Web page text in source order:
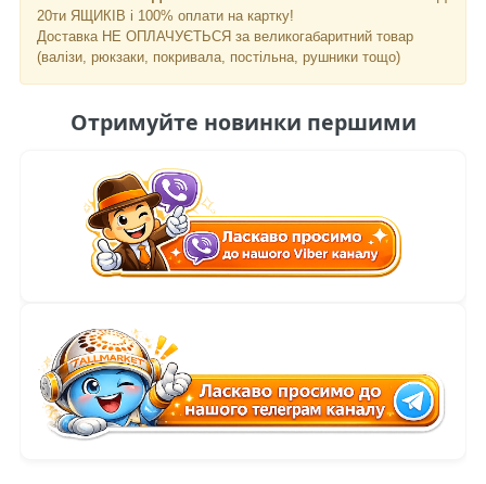
20ти ЯЩИКІВ і 100% оплати на картку!
Доставка НЕ ​​ОПЛАЧУЄТЬСЯ за великогабаритний товар
(валізи, рюкзаки, покривала, постільна, рушники тощо)
Отримуйте новинки першими